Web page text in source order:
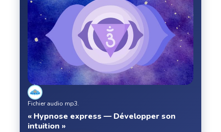
« Hypnose express — Développer son
intuition »
Fichier audio mp3.